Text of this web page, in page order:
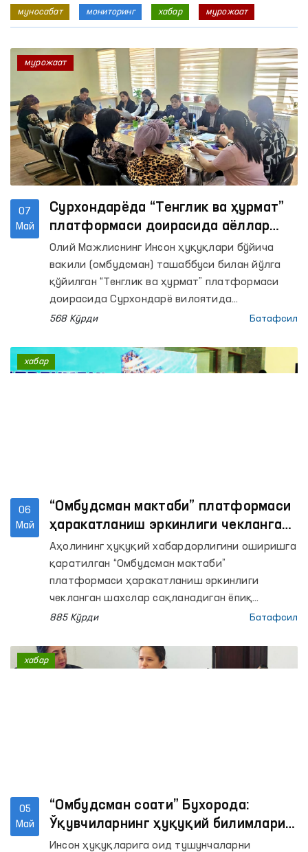
муносабат мониторинг хабар мурожаат
07
Май
Сурхондарёда “Тенглик ва ҳурмат”
платформаси доирасида аёллар
мурожаатлари ҳал этилди
Олий Мажлиснинг Инсон ҳуқуқлари бўйича
вакили (омбудсман) ташаббуси билан йўлга
қўйилган “Тенглик ва ҳурмат” платформаси
доирасида Сурхондарё вилоятида
зўравонликка учраган аёллар билан мулоқот
568 Кўрди Батафсил
мурожаат
06
Май
“Омбудсман мактаби” платформаси
ҳаракатланиш эркинлиги чекланган
шахслар сақланадиган ёпиқ
муассасаларда давом этмоқда
Аҳолининг ҳуқуқий хабардорлигини оширишга
қаратилган “Омбудсман мактаби”
платформаси ҳаракатланиш эркинлиги
чекланган шахслар сақланадиган ёпиқ
муассасаларда ўтказилиши давом этмоқда.
885 Кўрди Батафсил
хабар
05
Май
“Омбудсман соати” Бухорода:
Ўқувчиларнинг ҳуқуқий билимлари
мустаҳкамланмоқда
Инсон ҳуқуқларига оид тушунчаларни
хабар